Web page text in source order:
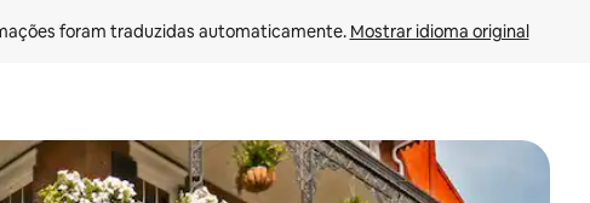
foram traduzidas automaticamente. Mostrar idioma original